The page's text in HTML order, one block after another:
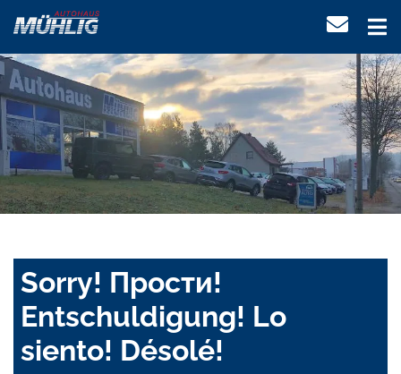
Sorry! Прости!
Entschuldigung! Lo
siento! Désolé!